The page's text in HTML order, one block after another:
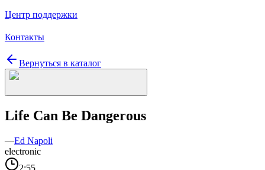
Центр поддержки
Контакты
Вернуться в каталог
Life Can Be Dangerous
—Ed Napoli
electronic
2:55